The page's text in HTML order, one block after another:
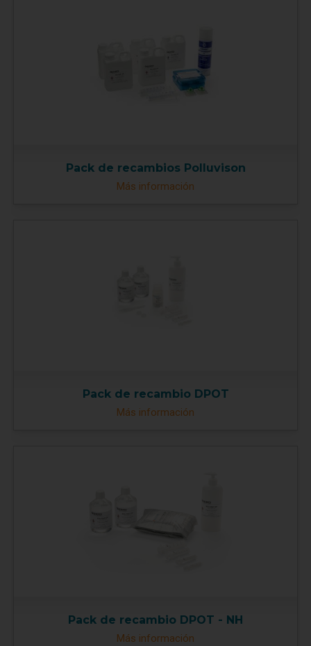
Pack de recambios Polluvison
Más información
Pack de recambio DPOT
Más información
Pack de recambio DPOT - NH
Más información